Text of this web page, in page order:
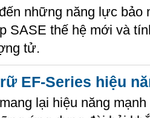
những năng lực bảo
SASE thế hệ mới và
tử.
EF-Series hiệu
lại hiệu năng